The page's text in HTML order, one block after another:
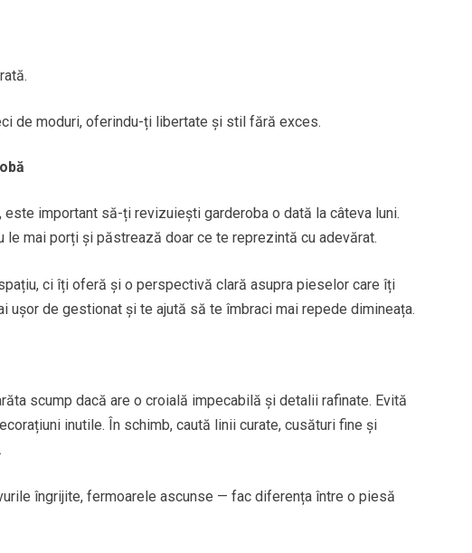
de moduri, oferindu-ți libertate și stil fără exces.
este important să-ți revizuiești garderoba o dată la câteva luni.
le mai porți și păstrează doar ce te reprezintă cu adevărat.
ci îți oferă și o perspectivă clară asupra pieselor care îți
ușor de gestionat și te ajută să te îmbraci mai repede dimineața.
scump dacă are o croială impecabilă și detalii rafinate. Evită
inutile. În schimb, caută linii curate, cusături fine și
îngrijite, fermoarele ascunse — fac diferența între o piesă